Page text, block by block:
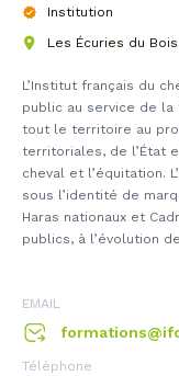
Institution
Les Écuries du
L’Institut français du
public au service de
tout le territoire au
territoriales, de l’État
cheval et l’équitation.
sous l’identité de
Haras nationaux et
publics, à l’évolution
EMAIL
Téléphone